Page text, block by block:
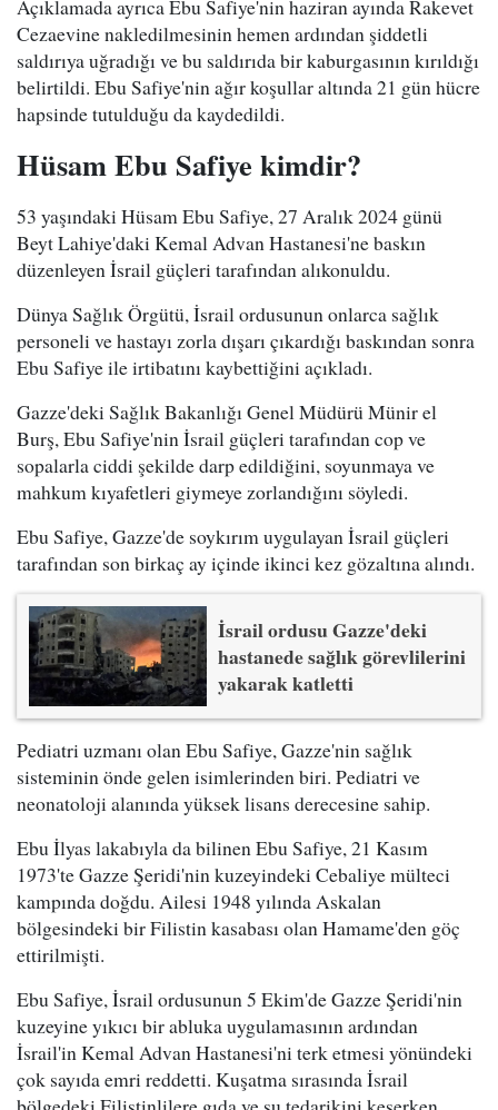
Açıklamada ayrıca Ebu Safiye'nin haziran ayında Rakevet
Cezaevine nakledilmesinin hemen ardından şiddetli
saldırıya uğradığı ve bu saldırıda bir kaburgasının kırıldığı
belirtildi. Ebu Safiye'nin ağır koşullar altında 21 gün hücre
hapsinde tutulduğu da kaydedildi.
Hüsam Ebu Safiye kimdir?
53 yaşındaki Hüsam Ebu Safiye, 27 Aralık 2024 günü
Beyt Lahiye'daki Kemal Advan Hastanesi'ne baskın
düzenleyen İsrail güçleri tarafından alıkonuldu.
Dünya Sağlık Örgütü, İsrail ordusunun onlarca sağlık
personeli ve hastayı zorla dışarı çıkardığı baskından sonra
Ebu Safiye ile irtibatını kaybettiğini açıkladı.
Gazze'deki Sağlık Bakanlığı Genel Müdürü Münir el
Burş, Ebu Safiye'nin İsrail güçleri tarafından cop ve
sopalarla ciddi şekilde darp edildiğini, soyunmaya ve
mahkum kıyafetleri giymeye zorlandığını söyledi.
Ebu Safiye, Gazze'de soykırım uygulayan İsrail güçleri
tarafından son birkaç ay içinde ikinci kez gözaltına alındı.
İsrail ordusu Gazze'deki
hastanede sağlık görevlilerini
yakarak katletti
Pediatri uzmanı olan Ebu Safiye, Gazze'nin sağlık
sisteminin önde gelen isimlerinden biri. Pediatri ve
neonatoloji alanında yüksek lisans derecesine sahip.
Ebu İlyas lakabıyla da bilinen Ebu Safiye, 21 Kasım
1973'te Gazze Şeridi'nin kuzeyindeki Cebaliye mülteci
kampında doğdu. Ailesi 1948 yılında Askalan
bölgesindeki bir Filistin kasabası olan Hamame'den göç
ettirilmişti.
Ebu Safiye, İsrail ordusunun 5 Ekim'de Gazze Şeridi'nin
kuzeyine yıkıcı bir abluka uygulamasının ardından
İsrail'in Kemal Advan Hastanesi'ni terk etmesi yönündeki
çok sayıda emri reddetti. Kuşatma sırasında İsrail